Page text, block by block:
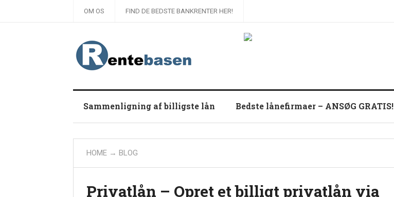
OM OS FIND DE BEDSTE BANKRENTER HER!
Sammenligning af billigste lån Bedste lånefirmaer – ANSØG GRATIS!
HOME → BLOG
Privatlån – Opret et billigt privatlån via